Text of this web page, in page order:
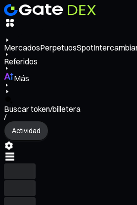
MercadosPerpetuosSpot
Referidos
Más
Buscar token/billetera
/
Actividad